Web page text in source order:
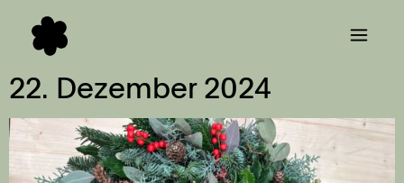
22. Dezember 2024